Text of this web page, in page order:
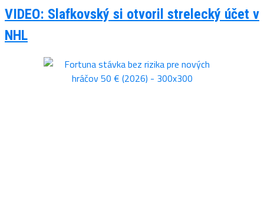
VIDEO: Slafkovský si otvoril strelecký účet v
NHL